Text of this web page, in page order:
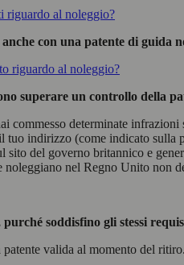
riguardo al noleggio?
con una patente di guida
riguardo al noleggio?
superare un controllo della
commesso determinate
tuo indirizzo (come indicato sulla
sito del governo britannico e
nel Regno Unito non
soddisfino gli stessi
valida al momento del ritiro.